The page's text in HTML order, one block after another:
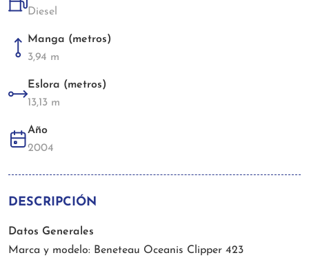
Diesel
Manga (metros)
3,94 m
Eslora (metros)
13,13 m
Año
2004
DESCRIPCIÓN
Datos Generales
Marca y modelo: Beneteau Oceanis Clipper 423